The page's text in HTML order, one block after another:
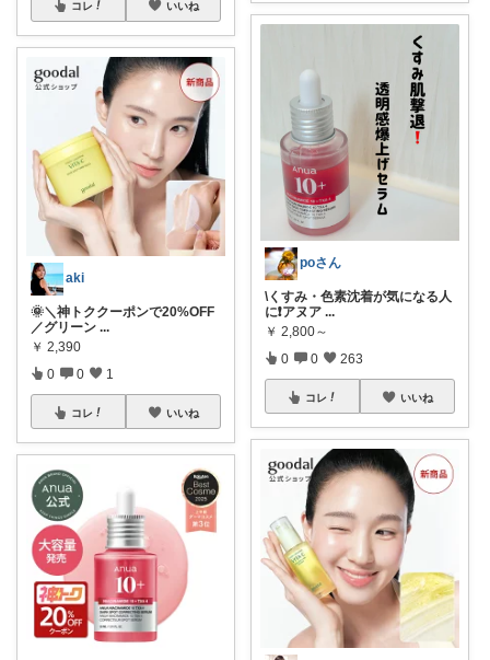
コレ いいね
aki
🌞＼神トククーポンで20%OFF
／グリーン ...
￥ 2,390
0 0 1
コレ いいね
poさん
\くすみ・色素沈着が気になる人
に❗️アヌア ...
￥ 2,800～
0 0 263
コレ いいね